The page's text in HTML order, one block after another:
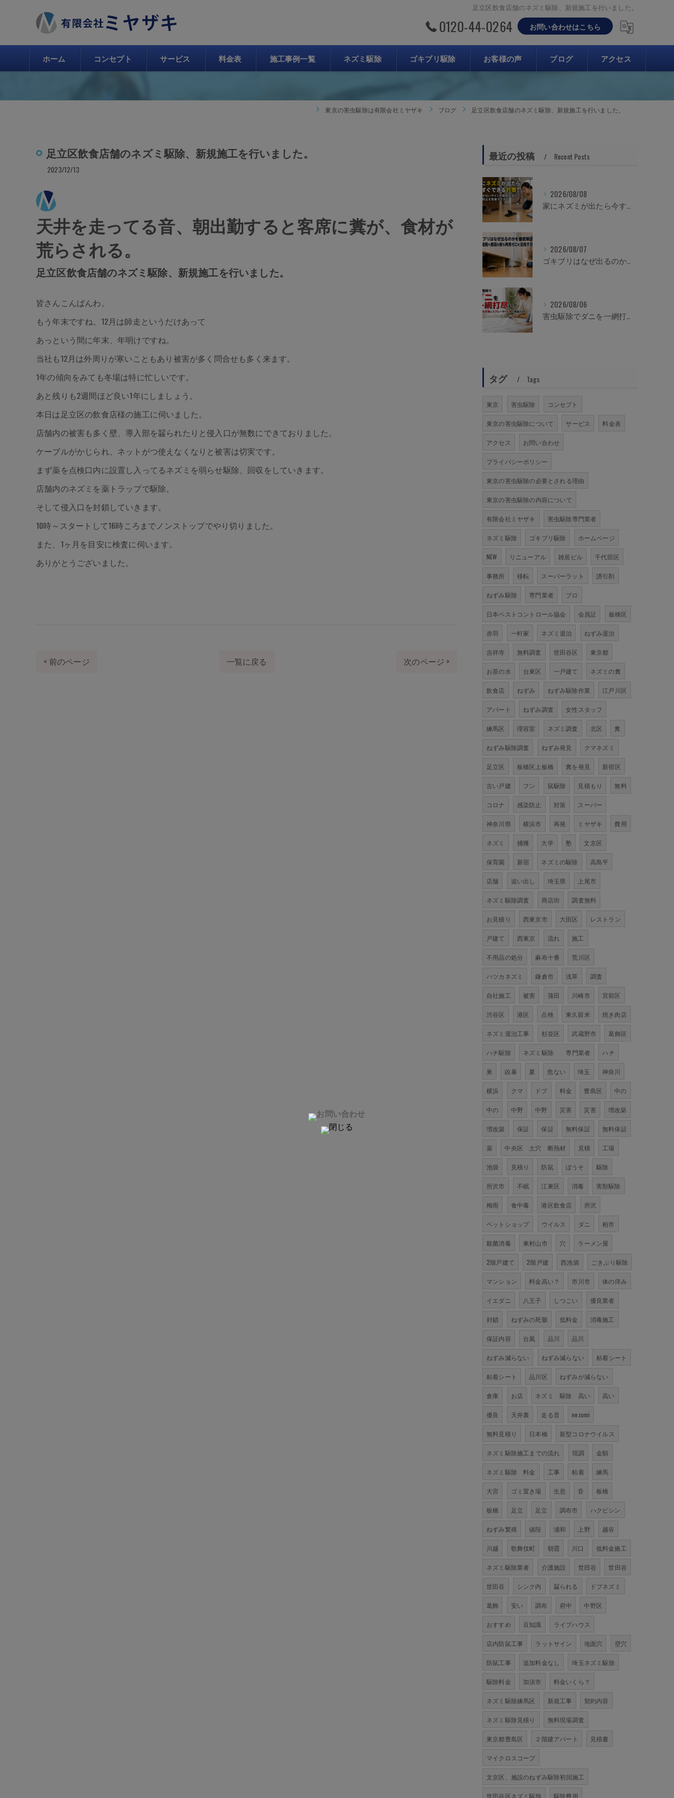
足立区飲食店舗のネズミ駆除、新規施工を行いました。
0120-44-0264 お問い合わせはこちら
ホーム コンセプト サービス 料金表 施工事例一覧 ネズミ駆除 ゴキブリ駆除 お客様の声 ブログ アクセス
ブログ
東京の害虫駆除は有限会社ミヤザキ ブログ 足立区飲食店舗のネズミ駆除、新規施工を行いました。
足立区飲食店舗のネズミ駆除、新規施工を行いました。
2023/12/13
足立区飲食店舗のネズミ駆除、新規施工を行いました。
天井を走ってる音、朝出勤すると客席に糞が、食材が
荒らされる。
皆さんこんばんわ。
もう年末ですね。12月は師走というだけあって
あっという間に年末、年明けですね。
当社も12月は外周りが寒いこともあり被害が多く問合せも多く来ます。
1年の傾向をみても冬場は特に忙しいです。
あと残りも2週間ほど良い1年にしましょう。
本日は足立区の飲食店様の施工に伺いました。
店舗内の被害も多く壁、導入部を齧られたりと侵入口が無数にできておりました。
ケーブルがかじられ、ネットがつ使えなくなりと被害は切実です。
まず薬を点検口内に設置し入ってるネズミを弱らせ駆除、回収をしていきます。
店舗内のネズミを薬トラップで駆除。
そして侵入口を封鎖していきます。
10時～スタートして16時ころまでノンストップでやり切りました。
また、1ヶ月を目安に検査に伺います。
ありがとうございました。
< 前のページ 一覧に戻る 次のページ >
最近の投稿 Recent Posts
2026/08/08
2026/08/07
2026/08/06
タグ Tags
東京 害虫駆除 コンセプト
東京の害虫駆除について サービス 料金表
アクセス お問い合わせ
プライバシーポリシー
東京の害虫駆除の必要とされる理由
東京の害虫駆除の内容について
有限会社ミヤザキ 害虫駆除専門業者
ネズミ駆除 ゴキブリ駆除 ホームページ
NEW リニューアル 雑居ビル 千代田区
事務所 移転 スーパーラット 誘引剤
ねずみ駆除 専門業者 プロ
日本ペストコントロール協会 会員証 板橋区
赤羽 一軒家 ネズミ退治 ねずみ退治
吉祥寺 無料調査 世田谷区 東京都
お茶の水 台東区 一戸建て ネズミの糞
飲食店 ねずみ ねずみ駆除作業 江戸川区
アパート ねずみ調査 女性スタッフ
練馬区 理容室 ネズミ調査 北区 糞
ねずみ駆除調査 ねずみ発見 クマネズミ
足立区 板橋区上板橋 糞を発見 新宿区
古い戸建 フン 鼠駆除 見積もり 無料
コロナ 感染防止 対策 スーパー
神奈川県 横浜市 再発 ミヤザキ 費用
ネズミ 捕獲 大学 塾 文京区
保育園 新宿 ネズミの駆除 高島平
店舗 追い出し 埼玉県 上尾市
ネズミ駆除調査 商店街 調査無料
お見積り 西東京市 大田区 レストラン
戸建て 西東京 流れ 施工
不用品の処分 麻布十番 荒川区
ハツカネズミ 鎌倉市 浅草 調査
自社施工 被害 蒲田 川崎市 宮前区
渋谷区 港区 点検 東久留米 焼き肉店
ネズミ退治工事 杉並区 武蔵野市 葛飾区
ハチ駆除 ネズミ駆除 専門業者 ハチ
巣 凶暴 夏 危ない 埼玉 神奈川
横浜 クマ ドブ 料金 豊島区 中の
中の 中野 中野 災害 災害 増改築
増改築 保証 保証 無料保証 無料保証
薬 中央区 土穴 断熱材 見積 工場
池袋 見積り 防鼠 ぼうそ 駆除
所沢市 不眠 江東区 消毒 害獣駆除
梅雨 食中毒 港区飲食店 所沢
ペットショップ ウイルス ダニ 柏市
殺菌消毒 東村山市 穴 ラーメン屋
2階戸建て 2階戸建 西池袋 ごきぶり駆除
マンション 料金高い？ 市川市 体の痒み
イエダニ 八王子 しつこい 優良業者
封鎖 ねずみの死骸 低料金 消毒施工
保証内容 台風 品川 品川
ねずみ減らない ねずみ減らない 粘着シート
粘着シート 品川区 ねずみが減らない
倉庫 お店 ネズミ 駆除 高い 高い
優良 天井裏 走る音 nezumi
無料見積り 日本橋 新型コロナウイルス
ネズミ駆除施工までの流れ 現調 金額
ネズミ駆除 料金 工事 粘着 練馬
大宮 ゴミ置き場 生息 音 板橋
板橋 足立 足立 調布市 ハクビシン
ねずみ繁殖 値段 浦和 上野 越谷
川越 歌舞伎町 朝霞 川口 低料金施工
ネズミ駆除業者 介護施設 世田谷 世田谷
世田谷 シンク内 齧られる ドブネズミ
葛飾 安い 調布 府中 中野区
おすすめ 豆知識 ライブハウス
店内防鼠工事 ラットサイン 地面穴 壁穴
防鼠工事 追加料金なし 埼玉ネズミ駆除
駆除料金 加須市 料金いくら？
ネズミ駆除練馬区 新規工事 契約内容
ネズミ駆除見積り 無料現場調査
東京都豊島区 ２階建アパート 見積書
マイクロスコープ
文京区、施設のねずみ駆除初回施工
世田谷区ネズミ駆除 駆除費用